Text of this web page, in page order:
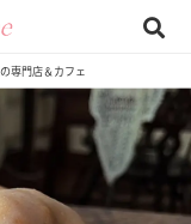
専門店＆カフェ